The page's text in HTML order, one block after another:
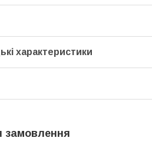
характеристики
замовлення